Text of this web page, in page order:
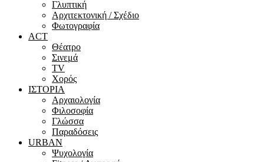
Γλυπτική
Αρχιτεκτονική / Σχέδιο
Φωτογραφία
ACT
Θέατρο
Σινεμά
ΤV
Χορός
ΙΣΤΟΡΙΑ
Αρχαιολογία
Φιλοσοφία
Γλώσσα
Παραδόσεις
URBAN
Ψυχολογία